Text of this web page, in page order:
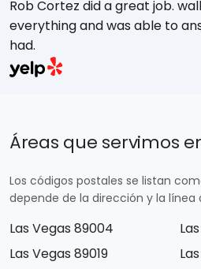
Rob Cortez did a great job.
everything and was able to
had.
Áreas que servimos
Los códigos postales se listan
depende de la dirección y la línea
Las Vegas 89004
Las Vegas 89019